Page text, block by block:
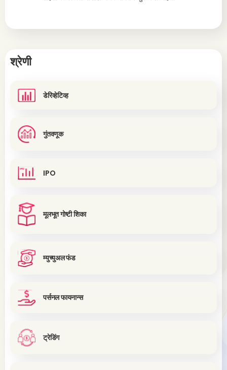
श्रेणी
डेरिव्हेटिव्ह
गुंतवणूक
IPO
मूलभूत गोष्टी शिका
म्युच्युअल फंड
पर्सनल फायनान्स
ट्रेडिंग